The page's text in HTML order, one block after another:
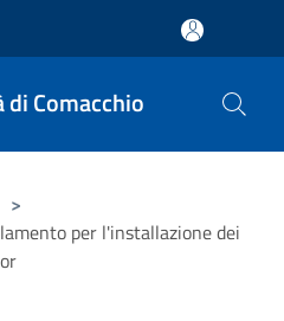
di Comacchio
>
per l'installazione dei